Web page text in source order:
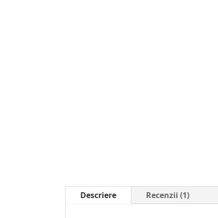
Descriere Recenzii (1)